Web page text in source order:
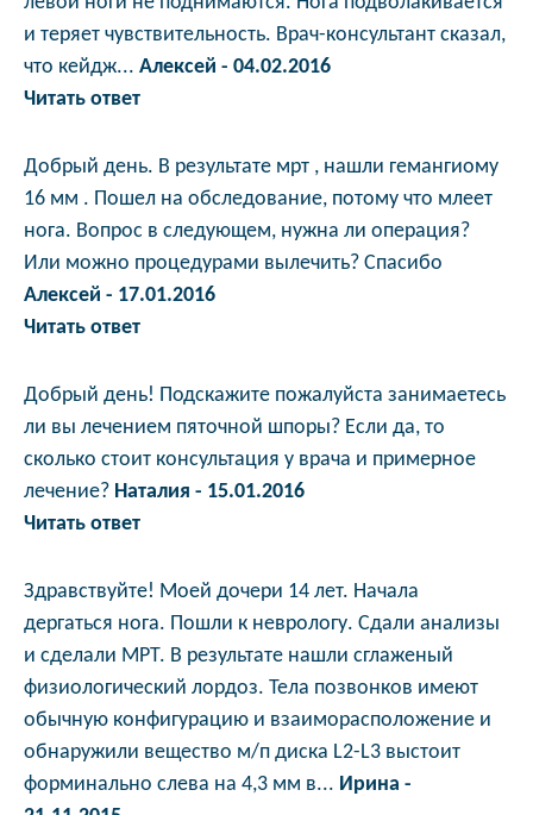
и теряет чувствительность. Врач-консультант сказал,
что кейдж... Алексей - 04.02.2016
Читать ответ
Добрый день. В результате мрт , нашли гемангиому
16 мм . Пошел на обследование, потому что млеет
нога. Вопрос в следующем, нужна ли операция?
Или можно процедурами вылечить? Спасибо
Алексей - 17.01.2016
Читать ответ
Добрый день! Подскажите пожалуйста занимаетесь
ли вы лечением пяточной шпоры? Если да, то
сколько стоит консультация у врача и примерное
лечение? Наталия - 15.01.2016
Читать ответ
Здравствуйте! Моей дочери 14 лет. Начала
дергаться нога. Пошли к неврологу. Сдали анализы
и сделали МРТ. В результате нашли сглаженый
физиологический лордоз. Тела позвонков имеют
обычную конфигурацию и взаиморасположение и
обнаружили вещество м/п диска L2-L3 выстоит
форминально слева на 4,3 мм в... Ирина -